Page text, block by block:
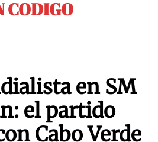
CODIGO
en SM
el partido
Cabo Verde